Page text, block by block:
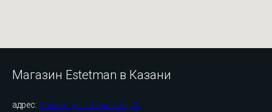
Магазин Estetman в Казани
адрес: Казань, ул. Татарстан, 20